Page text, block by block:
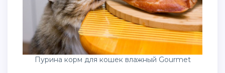
Пурина корм для кошек влажный Gourmet